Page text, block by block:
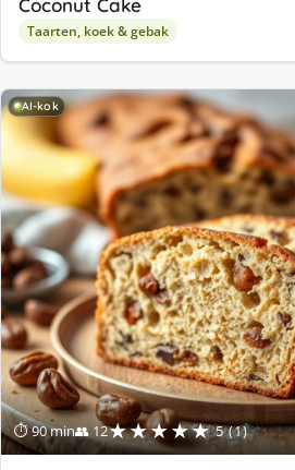
Coconut Cake
Taarten, koek & gebak
AI-kok
⏱ 90 min👥 12★★★★★ 5 (1)